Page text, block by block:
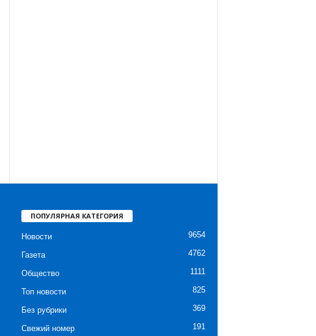
ПОПУЛЯРНАЯ КАТЕГОРИЯ
Новости 9654
Газета 4762
Общество 1111
Топ новости 825
Без рубрики 369
Свежий номер 191